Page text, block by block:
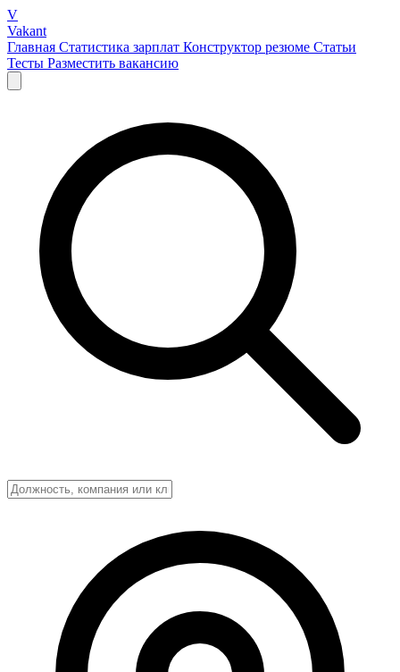
V
Vakant
Главная Статистика зарплат Конструктор резюме Статьи
Тесты Разместить вакансию